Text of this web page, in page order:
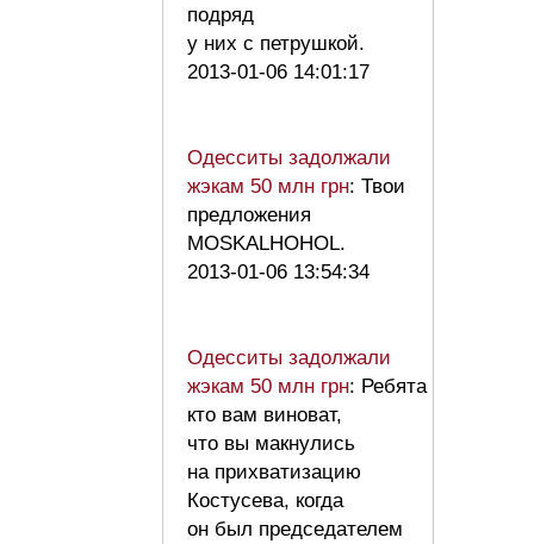
подряд
у них с петрушкой.
2013-01-06 14:01:17
Одесситы задолжали
жэкам 50 млн грн: Твои
предложения
MOSKALHOHOL.
2013-01-06 13:54:34
Одесситы задолжали
жэкам 50 млн грн: Ребята
кто вам виноват,
что вы макнулись
на прихватизацию
Костусева, когда
он был председателем